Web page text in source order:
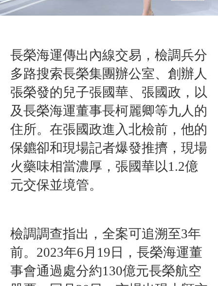
長榮海運傳出內線交易，檢調兵分
多路搜索長榮集團辦公室、創辦人
張榮發的兒子張國華、張國政，以
及長榮海運董事長柯麗卿等九人的
住所。在張國政進入北檢前，他的
保鑣卻和現場記者爆發推擠，現場
火藥味相當濃厚，張國華以1.2億
元交保並境管。
檢調調查指出，全案可追溯至3年
前。2023年6月19日，長榮海運董
事會通過處分約130億元長榮航空